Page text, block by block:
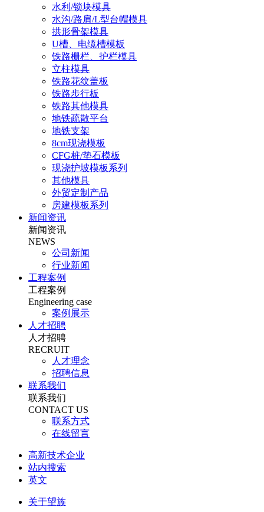
水利/锁块模具
水沟/路肩/L型台帽模具
拱形骨架模具
U槽、电缆槽模板
铁路栅栏、护栏模具
立柱模具
铁路花纹盖板
铁路步行板
铁路其他模具
地铁疏散平台
地铁支架
8cm现浇模板
CFG桩/垫石模板
现浇护坡模板系列
其他模具
外贸定制产品
房建模板系列
新闻资讯
新闻资讯
NEWS
公司新闻
行业新闻
工程案例
工程案例
Engineering case
案例展示
人才招聘
人才招聘
RECRUIT
人才理念
招聘信息
联系我们
联系我们
CONTACT US
联系方式
在线留言
高新技术企业
站内搜索
英文
关于望族